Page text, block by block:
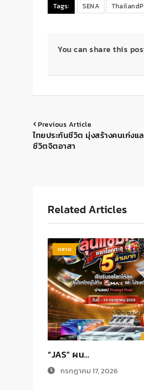
Tags: SENA
You can share this
Previous Article
ไทยประกันชีวิต มุ่งสร้างคนเก่งแ
ชีวิตจิตอาสา
Related Articles
ตลาด
“JAS” ผน…
กรกฎาคม 17, 2026